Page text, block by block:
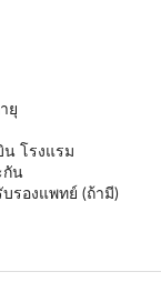
ยุ
น โรงแรม
กัน
รองแพทย์ (ถ้ามี)